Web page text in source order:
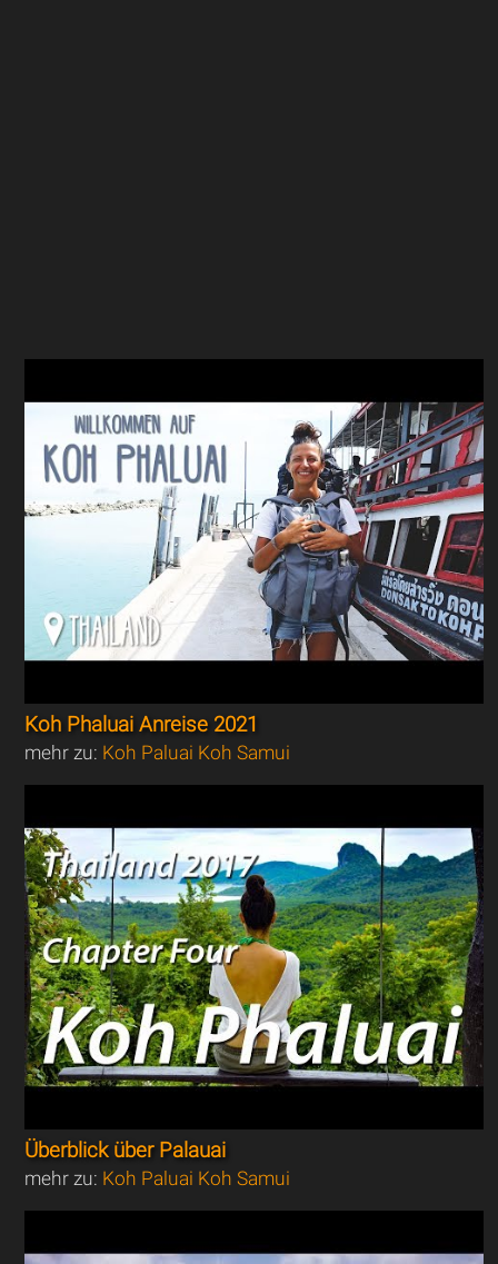
Koh Phaluai Anreise 2021
mehr zu: Koh Paluai Koh Samui
Überblick über Palauai
mehr zu: Koh Paluai Koh Samui